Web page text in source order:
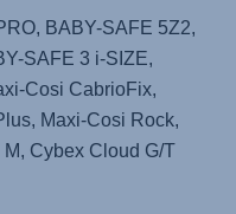
, BABY-SAFE 5Z2,
SAFE 3 i-SIZE,
Cosi CabrioFix,
, Maxi-Cosi Rock,
, Cybex Cloud G/T